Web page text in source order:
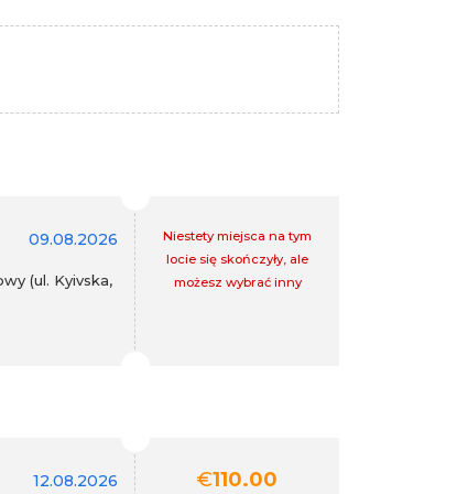
09.08.2026
(ul. Kyivska,
Niestety miejsca na tym
locie się skończyły, ale
możesz wybrać inny
12.08.2026 €110.00